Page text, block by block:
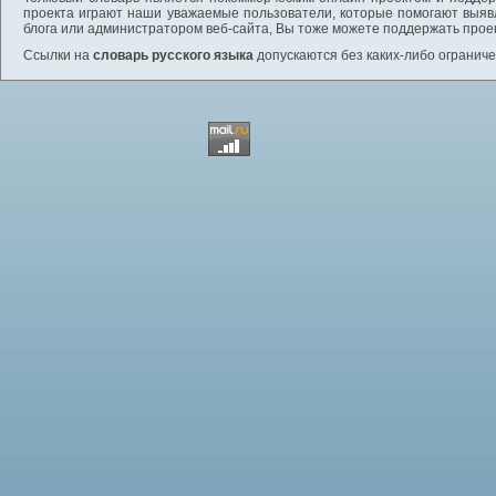
проекта играют наши уважаемые пользователи, которые помогают
блога или администратором веб-сайта, Вы тоже можете поддержать
Ссылки на словарь русского языка допускаются без каких-либо